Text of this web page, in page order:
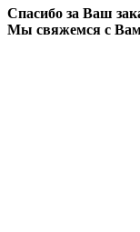
Спасибо за Ваш
Мы свяжемся с